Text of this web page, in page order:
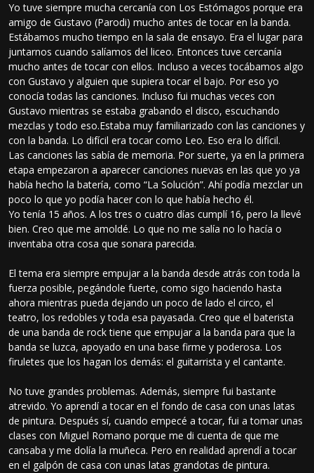
Yo tuve siempre mucha cercanía con Los Estómagos porque era
amigo de Gustavo (Parodi) mucho antes de tocar en la banda.
Estábamos mucho tiempo en la sala de ensayo. Era el lugar para
juntarnos cuando salíamos del liceo. Entonces tuve cercanía
mucho antes de tocar con ellos. Incluso a veces tocábamos algo
con Gustavo y alguien que supiera tocar el bajo. Por eso yo
conocía todas las canciones. Incluso fui muchas veces con
Gustavo mientras se estaba grabando el disco, escuchando
mezclas y todo eso.Estaba muy familiarizado con las canciones y
con la banda. Lo difícil era tocar como Leo. Eso era lo difícil.
Las canciones las sabía de memoria. Por suerte, ya en la primera
etapa empezaron a aparecer canciones nuevas en las que yo ya
había hecho la batería, como “La Solución”. Ahí podía mezclar un
poco lo que yo podía hacer con lo que había hecho él.
Yo tenía 15 años. A los tres o cuatro días cumplí 16, pero la llevé
bien. Creo que me amoldé. Lo que no me salía no lo hacía o
inventaba otra cosa que sonara parecida.
El tema era siempre empujar a la banda desde atrás con toda la
fuerza posible, pegándole fuerte, como sigo haciendo hasta
ahora mientras pueda dejando un poco de lado el circo, el
teatro, los redobles y toda esa payasada. Creo que el baterista
de una banda de rock tiene que empujar a la banda para que la
banda se luzca, apoyado en una base firme y poderosa. Los
firuletes que los hagan los demás: el guitarrista y el cantante.
No tuve grandes problemas. Además, siempre fui bastante
atrevido. Yo aprendí a tocar en el fondo de casa con unas latas
de pintura. Después sí, cuando empecé a tocar, fui a tomar unas
clases con Miguel Romano porque me di cuenta de que me
cansaba y me dolía la muñeca. Pero en realidad aprendí a tocar
en el galpón de casa con unas latas grandotas de pintura.